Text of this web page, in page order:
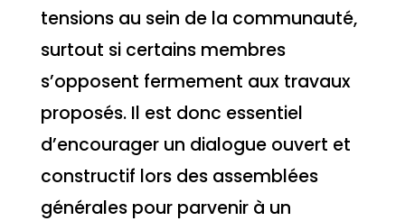
tensions au sein de la communauté,
surtout si certains membres
s’opposent fermement aux travaux
proposés. Il est donc essentiel
d’encourager un dialogue ouvert et
constructif lors des assemblées
générales pour parvenir à un